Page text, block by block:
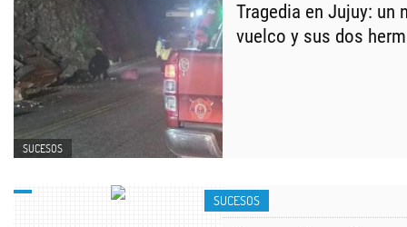
SUCESOS
Tragedia en Jujuy: un
vuelco y sus dos
SUCESOS